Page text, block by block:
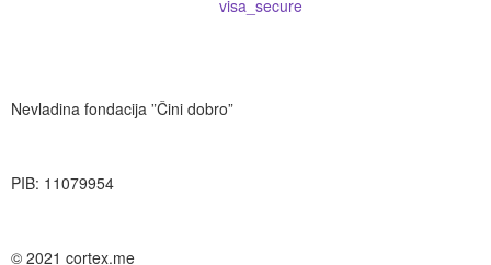
Nevladina fondacija ”Čini dobro”
PIB: 11079954
© 2021 cortex.me